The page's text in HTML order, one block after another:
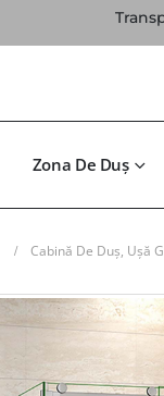
Zona De Duș
Cabină De Duș, Ușă